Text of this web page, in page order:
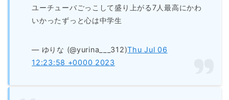
ユーチューバごっこして盛り上がる7人最高にかわ
いかったずっと心は中学生
— ゆりな (@yurina___312)Thu Jul 06
12:23:58 +0000 2023